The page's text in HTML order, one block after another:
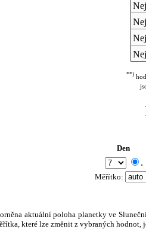
**)
Den
.
Měřítko:
aktuální poloha planetky ve
které lze změnit z vybraných